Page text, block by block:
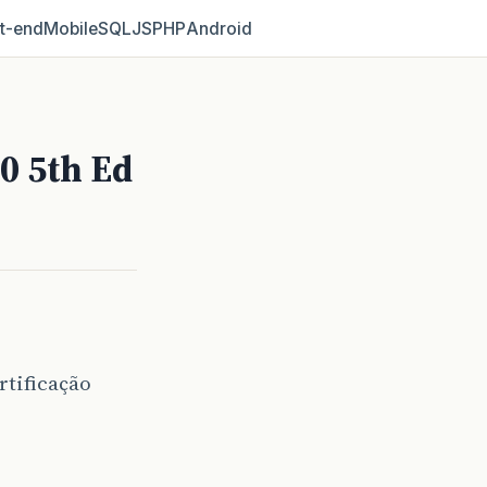
MobileSQLJSPHPAndroid
5th Ed